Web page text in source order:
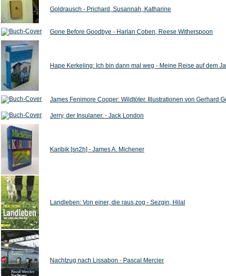
Goldrausch - Prichard, Susannah, Katharine
Gone Before Goodbye - Harlan Coben, Reese Witherspoon
Hape Kerkeling: Ich bin dann mal weg - Meine Reise auf dem
James Fenimore Cooper: Wildtöter. Illustrationen von Gerhard
Jerry, der Insulaner. - Jack London
Karibik [sn2h] - James A. Michener
Landleben: Von einer, die raus zog - Sezgin, Hilal
Nachtzug nach Lissabon - Pascal Mercier